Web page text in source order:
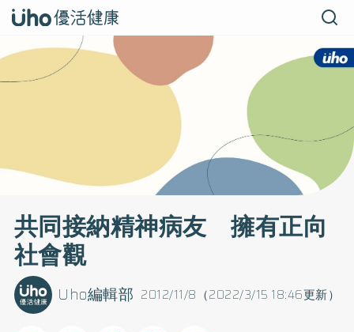
共同接納精神病友 擁有正向
社會觀
2012/11/8（2022/3/15 18:46更新）
Uho編輯部